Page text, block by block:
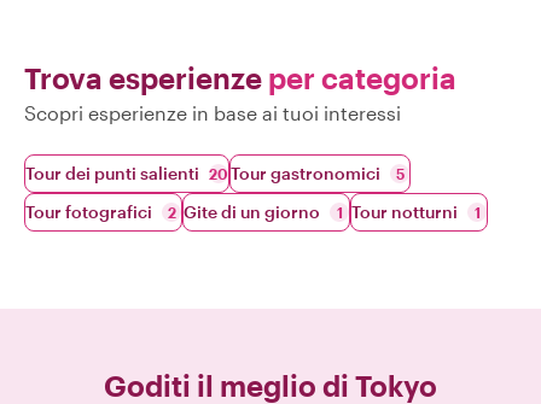
Trova esperienze per categoria
Scopri esperienze in base ai tuoi interessi
Tour dei punti salienti 20Tour gastronomici 5
Tour fotografici 2 Gite di un giorno 1 Tour notturni 1
Goditi il meglio di Tokyo